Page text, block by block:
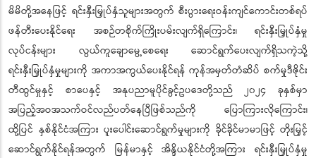
မိမိတို့အနေဖြင့် ရင်းနှီးမြှုပ်နှံသူများအတွက် စီးပွားရေးဝန်းကျင်ကောင်းတစ်ရပ်
ဖန်တီးပေးနိုင်ရေး အစဉ်တစိုက်ကြိုးပမ်းလျက်ရှိကြောင်း၊ ရင်းနှီးမြှုပ်နှံမှု
လုပ်ငန်းများ လွယ်ကူချောမွေ့စေရေး ဆောင်ရွက်ပေးလျက်ရှိသကဲ့သို့
ရင်းနှီးမြှုပ်နှံမှုများကို အကာအကွယ်ပေးနိုင်ရန် ကုန်အမှတ်တံဆိပ် စက်မှုဒီဇိုင်း
တီထွင်မှုနှင့် စာပေနှင့် အနုပညာမူပိုင်ခွင့်ဥပဒေတို့သည် ၂၀၂၄ ခုနှစ်မှာ
အပြည့်အဝအသက်ဝင်လည်ပတ်နေပြီဖြစ်သည်ကို ပြောကြားလိုကြောင်း၊
ထို့ပြင် နှစ်နိုင်ငံအကြား ပူးပေါင်းဆောင်ရွက်မှုများကို ခိုင်ခိုင်မာမာဖြင့် တိုးမြှင့်
ဆောင်ရွက်နိုင်ရန်အတွက် မြန်မာနှင့် အိန္ဒိယနိုင်ငံတို့အကြား ရင်းနှီးမြှုပ်နှံမှု